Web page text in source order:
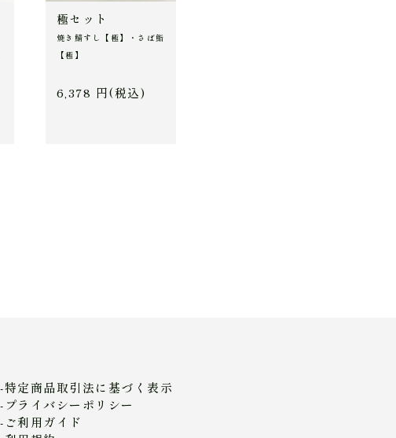
極セット
焼き鯖すし【極】・さば鮨
【極】
6,378 円(税込)
特定商品取引法に基づく表示
プライバシーポリシー
ご利用ガイド